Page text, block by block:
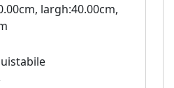
largh:40.00cm,